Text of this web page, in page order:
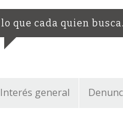
lo que cada quien
Interés general